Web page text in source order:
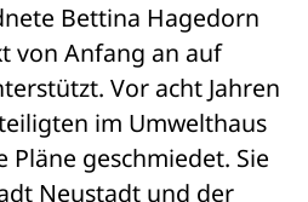
Bettina Hagedorn
von Anfang an auf
Vor acht Jahren
im Umwelthaus
geschmiedet. Sie
Neustadt und der